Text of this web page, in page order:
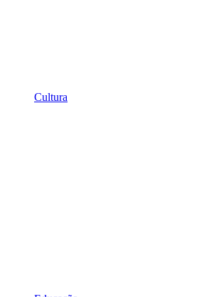
Cultura